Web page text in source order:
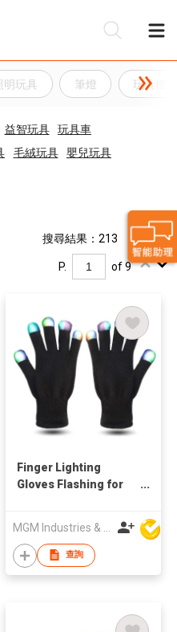
明玩具 筆燈 玩具燈
益智玩具
玩具車
毛絨玩具
嬰兒玩具
搜尋結果：213
P. of 9
Finger Lighting
Gloves Flashing for
查詢